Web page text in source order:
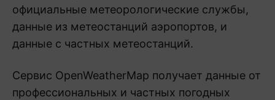
официальные метеорологические службы,
данные из метеостанций аэропортов, и
данные с частных метеостанций.
Сервис OpenWeatherMap получает данные от
профессиональных и частных погодных